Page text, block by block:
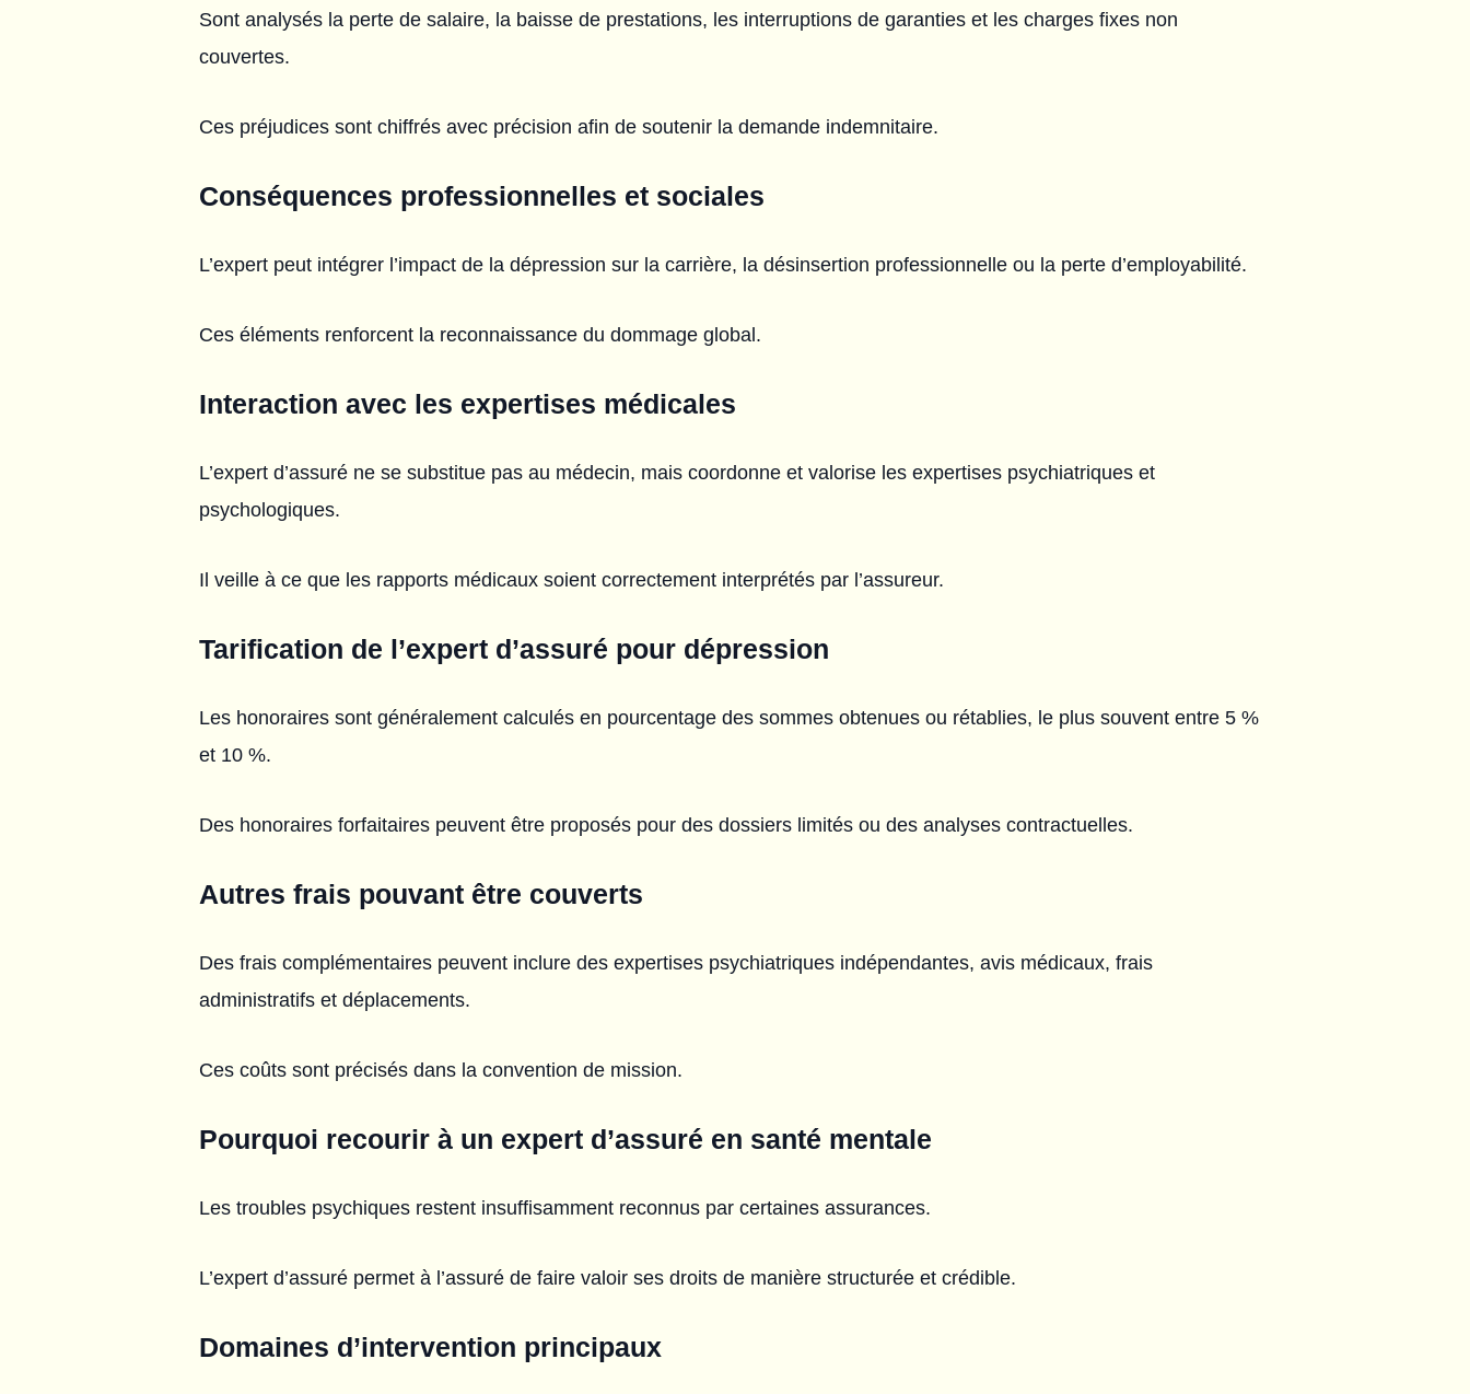
Sont analysés la perte de salaire, la baisse de prestations, les interruptions de garanties et les charges fixes non
couvertes.
Ces préjudices sont chiffrés avec précision afin de soutenir la demande indemnitaire.
Conséquences professionnelles et sociales
L’expert peut intégrer l’impact de la dépression sur la carrière, la désinsertion professionnelle ou la perte d’employabilité.
Ces éléments renforcent la reconnaissance du dommage global.
Interaction avec les expertises médicales
L’expert d’assuré ne se substitue pas au médecin, mais coordonne et valorise les expertises psychiatriques et
psychologiques.
Il veille à ce que les rapports médicaux soient correctement interprétés par l’assureur.
Tarification de l’expert d’assuré pour dépression
Les honoraires sont généralement calculés en pourcentage des sommes obtenues ou rétablies, le plus souvent entre 5 %
et 10 %.
Des honoraires forfaitaires peuvent être proposés pour des dossiers limités ou des analyses contractuelles.
Autres frais pouvant être couverts
Des frais complémentaires peuvent inclure des expertises psychiatriques indépendantes, avis médicaux, frais
administratifs et déplacements.
Ces coûts sont précisés dans la convention de mission.
Pourquoi recourir à un expert d’assuré en santé mentale
Les troubles psychiques restent insuffisamment reconnus par certaines assurances.
L’expert d’assuré permet à l’assuré de faire valoir ses droits de manière structurée et crédible.
Domaines d’intervention principaux